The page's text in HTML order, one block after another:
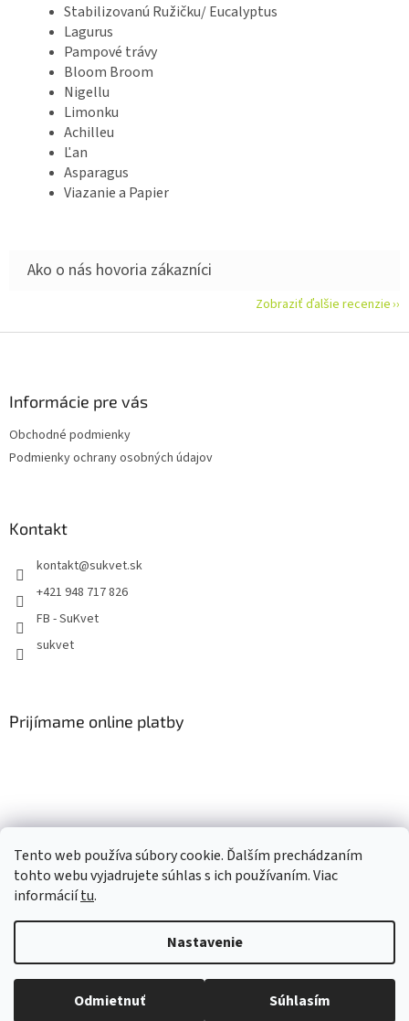
Tento web používa súbory cookie. Ďalším prechádzaním
tohto webu vyjadrujete súhlas s ich používaním. Viac
informáciítu.
Nastavenie
Odmietnuť Súhlasím
Stabilizovanú Ružičku/ Eucalyptus
Lagurus
Pampové trávy
Bloom Broom
Nigellu
Limonku
Achilleu
Ľan
Asparagus
Viazanie a Papier
Zobraziť ďalšie recenzie
Informácie pre vás
Obchodné podmienky
Podmienky ochrany osobných údajov
Kontakt
kontakt@sukvet.sk
+421 948 717 826
FB - SuKvet
sukvet
Prijímame online platby
Copyright 2026SuKvet. Všetky práva vyhradené.Upraviť